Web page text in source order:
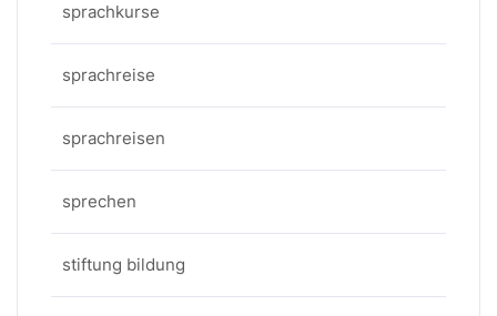
sprachkurse
sprachreise
sprachreisen
sprechen
stiftung bildung